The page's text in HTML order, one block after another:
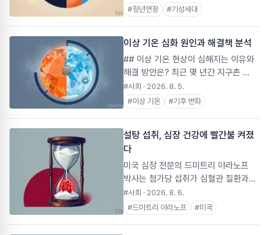
방안을 모색하고 있습니다. 이를 위해
기업이 중장년층 고용을 유지하며 청년
안이 마련되었으며, 임금 체계 개편 및
신규 채용 기업에 대한 정책적 지원이
검토되었습니다. 정부는 산업별 특성을
고려한 적용 방안을 마련하고 노사 협
의를 통해 구체적인 지원 기준을 확정
할 예정입니다.
#정년연장 #기성세대
이상 기온 심화 원인과 해결책 분석
## 이상 기온 현상이 심해지는 이유와
해결 방안은? 최근 몇 년간 지구촌 곳
곳에서 경험하는 이상 기온 현상은 단
순한 날씨 변화를 넘어 심각한 사회, 경
제, 환경 문제를 야기하고 있습니다. 폭
기상 이변은 빈번하게 발생하며 우리의
삶에 직접적인 영향을 미치고 있습니
다. 본 보고서는 이상 기온 현상이 심화
되는 이유를 다각적으로 분석하고, 이
에 대한 효과적인 해결 방안을 제시하
고자 합니다. ### 1. 배경: 이상 기온
현상의 정의와 심각성
#사회 · 2026. 8. 5.
#이상 기온 #기후 변화
설탕 섭취, 심장 건강에 빨간불 켜졌
다
미국 심장 전문의 드미트리 야라노프
박사는 첨가당 섭취가 심혈관 질환과
당뇨병 위험을 높이므로 줄여야 한다고
강조했습니다. 하버드 T.H. 챈 보건대
학원 연구에 따르면 설탕 첨가 음료 섭
#사회 · 2026. 8. 6.
#드미트리 야라노프 #미국